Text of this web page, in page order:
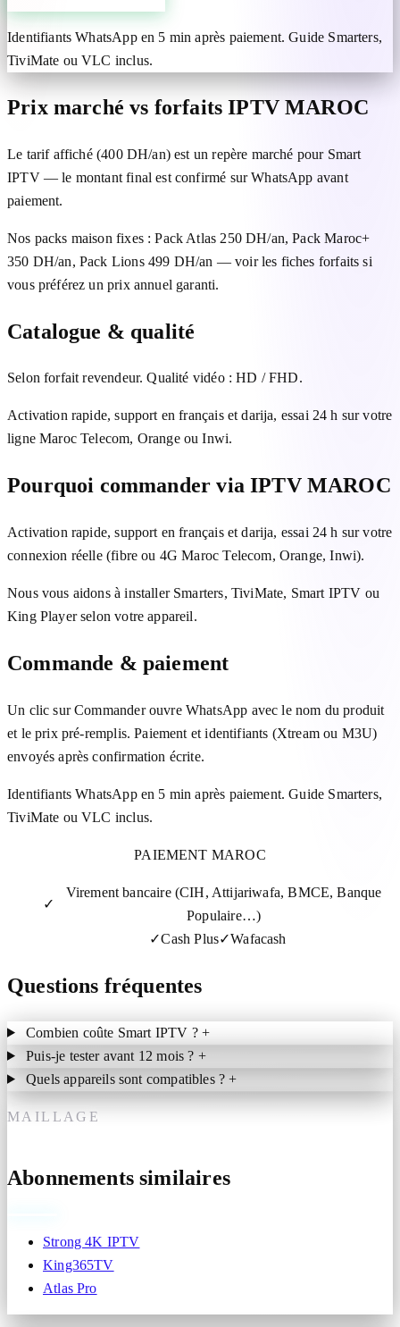
Identifiants WhatsApp en 5 min après paiement. Guide Smarters,
TiviMate ou VLC inclus.
Prix marché vs forfaits IPTV MAROC
Le tarif affiché (400 DH/an) est un repère marché pour Smart
IPTV — le montant final est confirmé sur WhatsApp avant
paiement.
Nos packs maison fixes : Pack Atlas 250 DH/an, Pack Maroc+
350 DH/an, Pack Lions 499 DH/an — voir les fiches forfaits si
vous préférez un prix annuel garanti.
Catalogue & qualité
Selon forfait revendeur. Qualité vidéo : HD / FHD.
Activation rapide, support en français et darija, essai 24 h sur votre
ligne Maroc Telecom, Orange ou Inwi.
Pourquoi commander via IPTV MAROC
Activation rapide, support en français et darija, essai 24 h sur votre
connexion réelle (fibre ou 4G Maroc Telecom, Orange, Inwi).
Nous vous aidons à installer Smarters, TiviMate, Smart IPTV ou
King Player selon votre appareil.
Commande & paiement
Un clic sur Commander ouvre WhatsApp avec le nom du produit
et le prix pré-remplis. Paiement et identifiants (Xtream ou M3U)
envoyés après confirmation écrite.
Identifiants WhatsApp en 5 min après paiement. Guide Smarters,
TiviMate ou VLC inclus.
PAIEMENT MAROC
✓
Virement bancaire (CIH, Attijariwafa, BMCE, Banque
Populaire…)
✓Cash Plus✓Wafacash
Questions fréquentes
Combien coûte Smart IPTV ? +
Puis-je tester avant 12 mois ? +
Quels appareils sont compatibles ?+
MAILLAGE
Abonnements similaires
Strong 4K IPTV
King365TV
Atlas Pro